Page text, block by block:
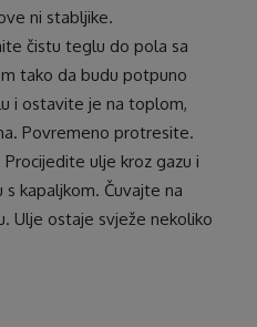
ni stabljike.
čistu teglu do pola sa
tako da budu potpuno
i ostavite je na toplom,
Povremeno protresite.
Procijedite ulje kroz gazu i
kapaljkom. Čuvajte na
Ulje ostaje svježe nekoliko